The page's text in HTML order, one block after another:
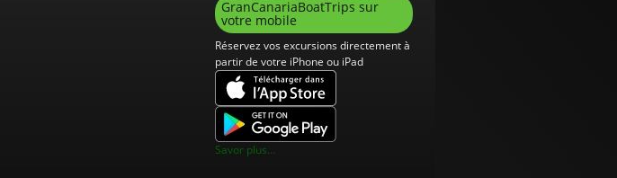
GranCanariaBoatTrips sur
votre mobile
Réservez vos excursions directement à
partir de votre iPhone ou iPad
Savor plus...